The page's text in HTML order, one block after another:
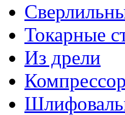
Токарные
Из дрели